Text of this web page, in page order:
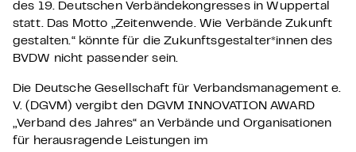
des 19. Deutschen Verbändekongresses in Wuppertal
statt. Das Motto „Zeitenwende. Wie Verbände Zukunft
gestalten.“ könnte für die Zukunftsgestalter*innen des
BVDW nicht passender sein.
Die Deutsche Gesellschaft für Verbandsmanagement e.
V. (DGVM) vergibt den DGVM INNOVATION AWARD
„Verband des Jahres“ an Verbände und Organisationen
für herausragende Leistungen im